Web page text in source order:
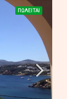
ΠΩΛΕΊΤΑΙ